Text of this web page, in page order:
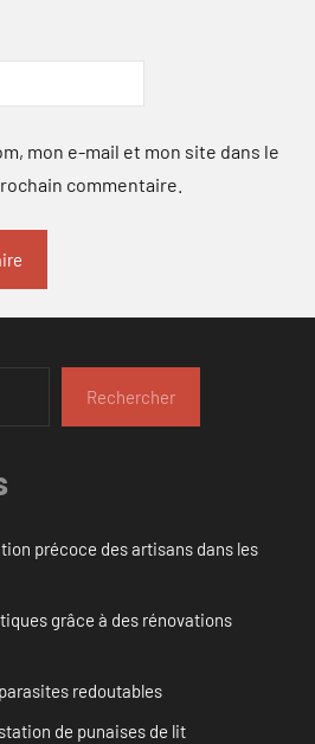
mon e-mail et mon site dans le
commentaire.
Rechercher
précoce des artisans dans les
grâce à des rénovations
redoutables
de punaises de lit